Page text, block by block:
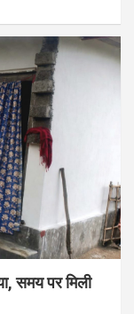
समय पर मिली